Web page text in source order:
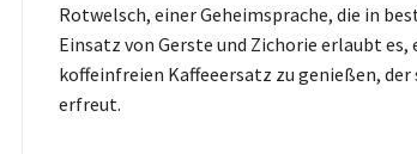
Rotwelsch, einer Geheimsprache, die in
Einsatz von Gerste und Zichorie erlaubt
koffeinfreien Kaffeeersatz zu genießen,
erfreut.